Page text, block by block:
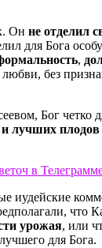
Он не отделил
для Бога
,
любви, без
Бог четко
лучших плодов
иудейские
что
урожая, или
для Бога.